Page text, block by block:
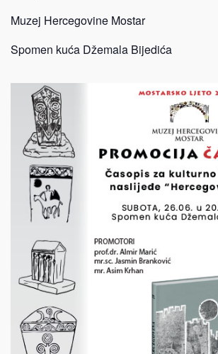
Muzej Hercegovine Mostar
Spomen kuća Džemala Bijedića